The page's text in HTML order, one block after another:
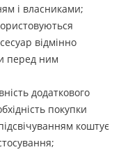
і власниками;
відмінно
перед ним
додаткового
покупки
коштує